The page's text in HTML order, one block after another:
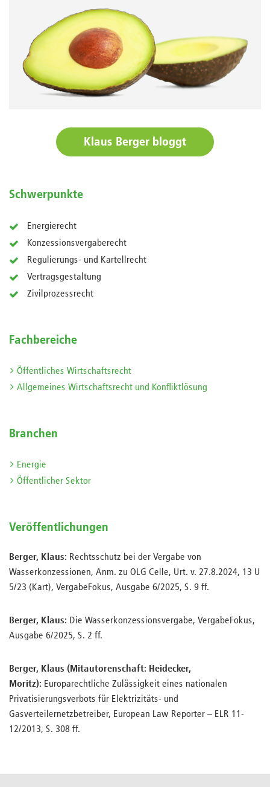
Klaus Berger bloggt
Schwerpunkte
Energierecht
Konzessionsvergaberecht
Regulierungs- und Kartellrecht
Vertragsgestaltung
Zivilprozessrecht
Fachbereiche
Öffentliches Wirtschaftsrecht
Allgemeines Wirtschaftsrecht und Konfliktlösung
Branchen
Energie
Öffentlicher Sektor
Veröffentlichungen
Berger, Klaus: Rechtsschutz bei der Vergabe von
Wasserkonzessionen, Anm. zu OLG Celle, Urt. v. 27.8.2024, 13 U
5/23 (Kart), VergabeFokus, Ausgabe 6/2025, S. 9 ff.
Berger, Klaus: Die Wasserkonzessionsvergabe, VergabeFokus,
Ausgabe 6/2025, S. 2 ff.
Berger, Klaus (Mitautorenschaft: Heidecker,
Moritz): Europarechtliche Zulässigkeit eines nationalen
Privatisierungsverbots für Elektrizitäts- und
Gasverteilernetzbetreiber, European Law Reporter – ELR 11-
12/2013, S. 308 ff.